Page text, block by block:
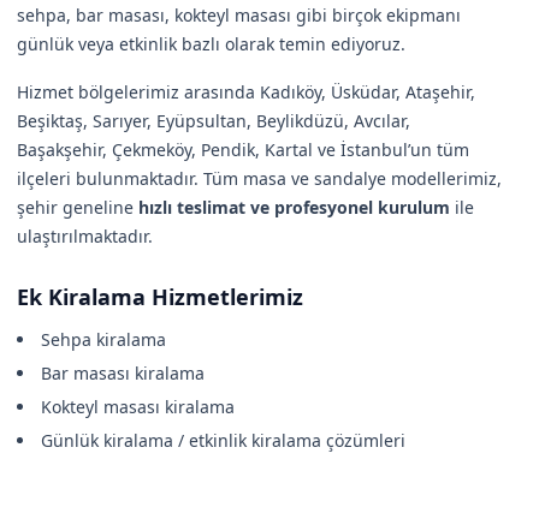
sehpa, bar masası, kokteyl masası gibi birçok ekipmanı
günlük veya etkinlik bazlı olarak temin ediyoruz.
Hizmet bölgelerimiz arasında Kadıköy, Üsküdar, Ataşehir,
Beşiktaş, Sarıyer, Eyüpsultan, Beylikdüzü, Avcılar,
Başakşehir, Çekmeköy, Pendik, Kartal ve İstanbul’un tüm
ilçeleri bulunmaktadır. Tüm masa ve sandalye modellerimiz,
şehir geneline hızlı teslimat ve profesyonel kurulum ile
ulaştırılmaktadır.
Ek Kiralama Hizmetlerimiz
Sehpa kiralama
Bar masası kiralama
Kokteyl masası kiralama
Günlük kiralama / etkinlik kiralama çözümleri